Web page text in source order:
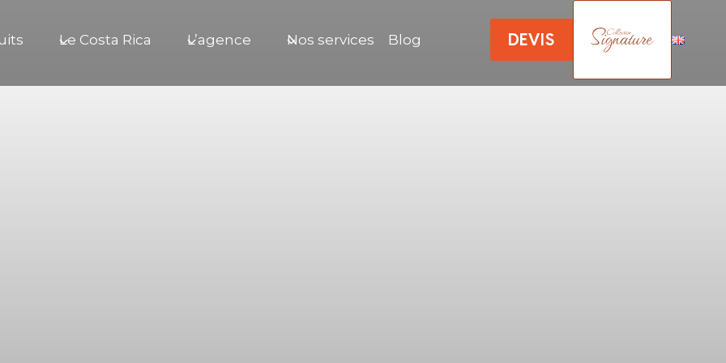
Le Costa Rica L’agence Nos services Blog DEVIS